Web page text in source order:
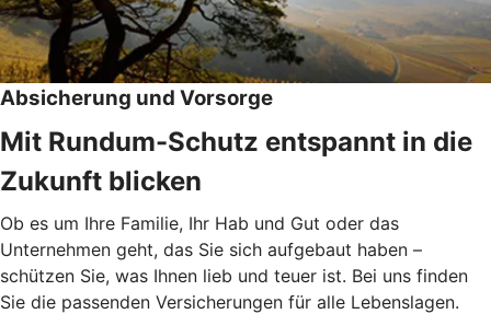
Absicherung und Vorsorge
Mit Rundum-Schutz entspannt in die
Zukunft blicken
Ob es um Ihre Familie, Ihr Hab und Gut oder das
Unternehmen geht, das Sie sich aufgebaut haben –
schützen Sie, was Ihnen lieb und teuer ist. Bei uns finden
Sie die passenden Versicherungen für alle Lebenslagen.